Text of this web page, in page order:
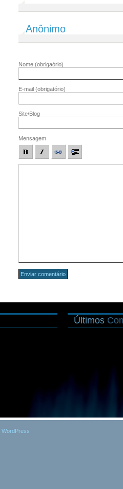
Anônimo
Nome (obrigaório)
E-mail (obrigatório)
Site/Blog
Mensagem
Últimos
WordPress